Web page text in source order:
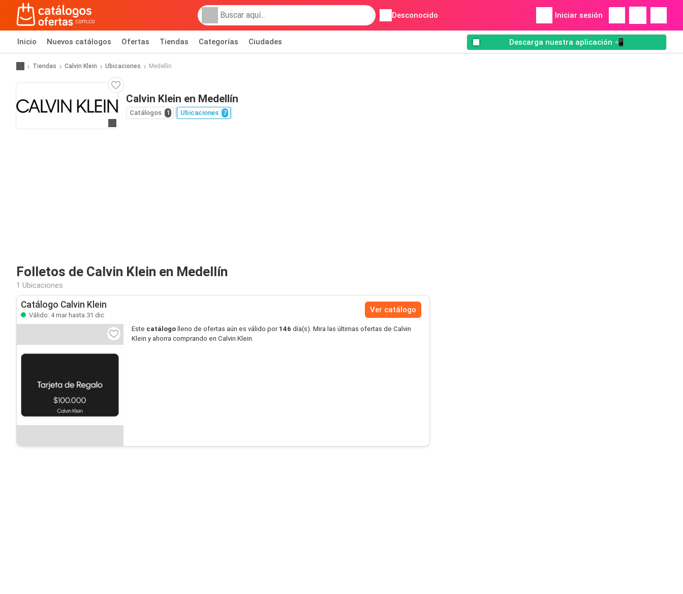
Desconocido Iniciar sesión
Inicio Nuevos catálogos Ofertas Tiendas Categorías Ciudades Descarga nuestra aplicación 📲
Tiendas Calvin Klein Ubicaciones Medellín
Calvin Klein en Medellín
Catálogos 1 Ubicaciones 7
Folletos de Calvin Klein en Medellín
1 Ubicaciones
Catálogo Calvin Klein
Válido: 4 mar hasta 31 dic
Ver catálogo
Este catálogo lleno de ofertas aún es válido por 146 día(s). Mira las últimas ofertas de Calvin
Klein y ahorra comprando en Calvin Klein.